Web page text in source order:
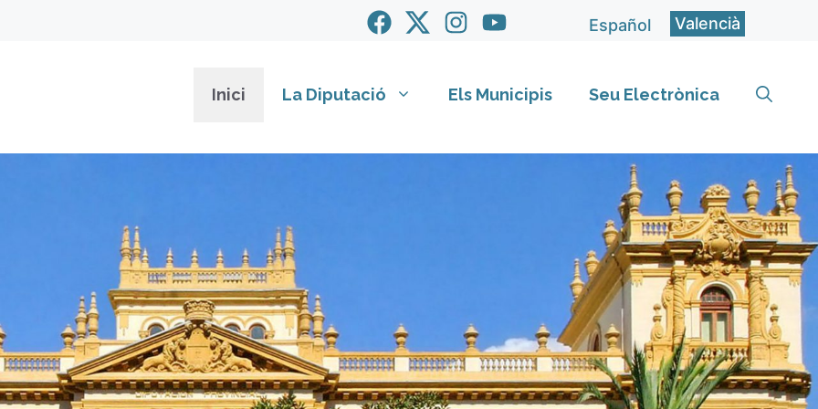
Español Valencià
Inici La Diputació Els Municipis Seu Electrònica